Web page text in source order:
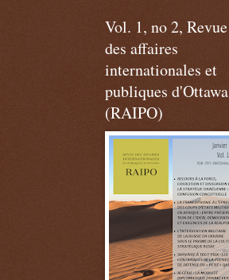
Vol. 1, no 2, Revue
des affaires
internationales et
publiques d'Ottawa
(RAIPO)